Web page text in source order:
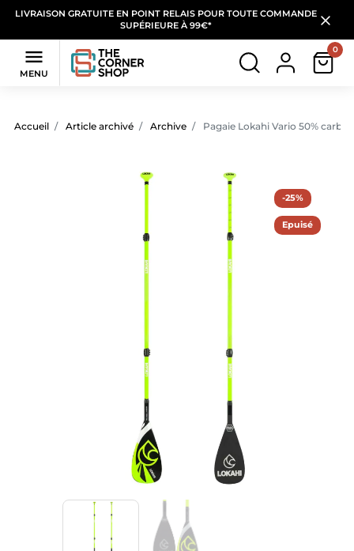
LIVRAISON GRATUITE EN POINT RELAIS POUR TOUTE COMMANDE
SUPÉRIEURE À 99€*

MENU
0
Accueil Article archivé Archive Pagaie Lokahi Vario 50%
-25%
Epuisé